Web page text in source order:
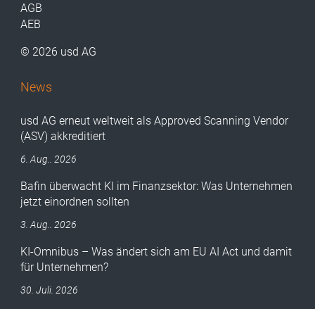
AGB
AEB
© 2026 usd AG
News
usd AG erneut weltweit als Approved Scanning Vendor
(ASV) akkreditiert
6. Aug.. 2026
Bafin überwacht KI im Finanzsektor: Was Unternehmen
jetzt einordnen sollten
3. Aug.. 2026
KI-Omnibus – Was ändert sich am EU AI Act und damit
für Unternehmen?
30. Juli. 2026